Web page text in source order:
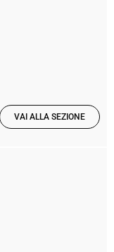
VAI ALLA SEZIONE